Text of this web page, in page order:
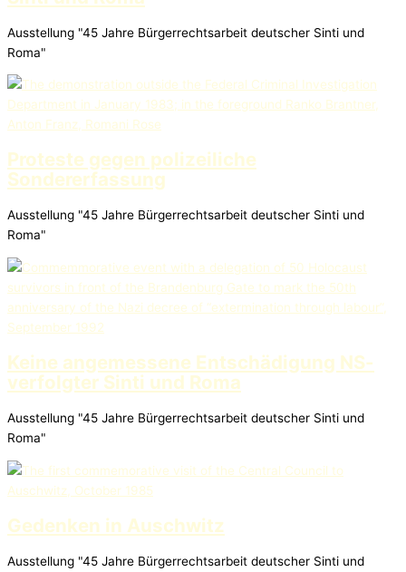
Ausstellung "45 Jahre Bürgerrechtsarbeit deutscher Sinti und
Roma"
Proteste gegen polizeiliche
Sondererfassung
Ausstellung "45 Jahre Bürgerrechtsarbeit deutscher Sinti und
Roma"
Keine angemessene Entschädigung NS-
verfolgter Sinti und Roma
Ausstellung "45 Jahre Bürgerrechtsarbeit deutscher Sinti und
Roma"
Gedenken in Auschwitz
Ausstellung "45 Jahre Bürgerrechtsarbeit deutscher Sinti und